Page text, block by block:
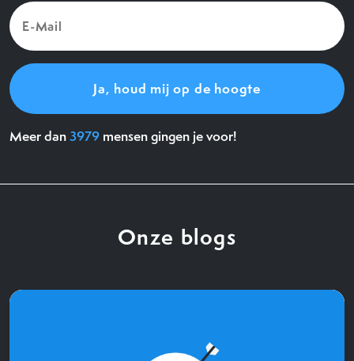
E-
Mail
(Vereist)
Meer dan3979 mensen gingen je voor!
Onze blogs